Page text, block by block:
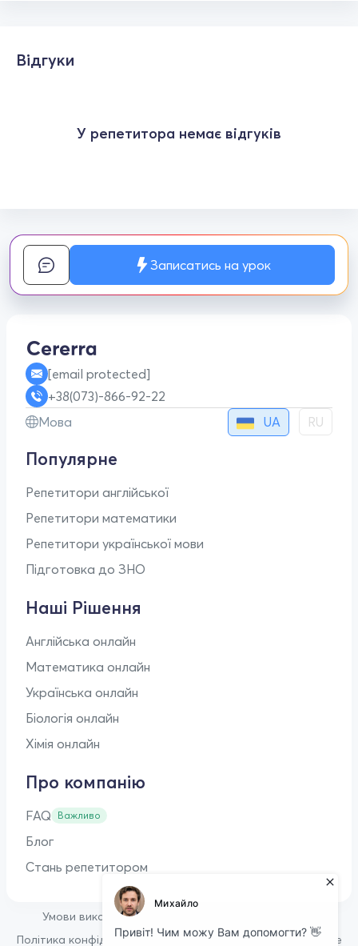
Відгуки
У репетитора немає відгуків
Записатись на урок
[email protected]
+38(073)-866-92-22
Мова
UA RU
Популярне
Репетитори англійської
Репетитори математики
Репетитори української мови
Підготовка до ЗНО
Наші Рішення
Англійська онлайн
Математика онлайн
Українська онлайн
Біологія онлайн
Хімія онлайн
Про компанію
FAQ Важливо
Блог
Стань репетитором
Умови використання
Політика конфіденційності • Політика щодо файлів cookie